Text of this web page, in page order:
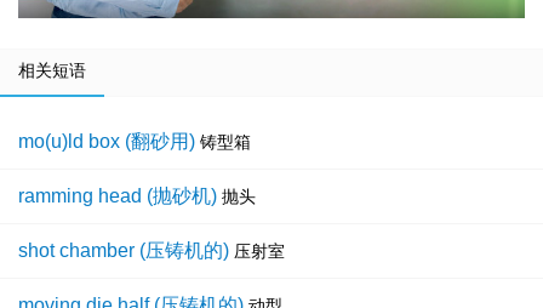
相关短语
mo(u)ld box (翻砂用) 铸型箱
ramming head (抛砂机) 抛头
shot chamber (压铸机的) 压射室